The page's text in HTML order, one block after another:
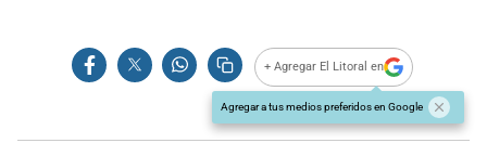
+ Agregar El Litoral en
Agregar a tus medios preferidos en Google